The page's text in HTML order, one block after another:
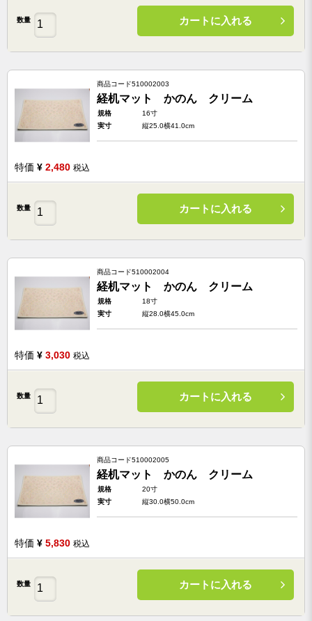
数量 カートに入れる
商品コード510002003
経机マット かのん クリーム
規格
16寸
実寸
縦25.0横41.0cm
特価 ¥ 2,480 税込
数量 カートに入れる
商品コード510002004
経机マット かのん クリーム
規格
18寸
実寸
縦28.0横45.0cm
特価 ¥ 3,030 税込
数量 カートに入れる
商品コード510002005
経机マット かのん クリーム
規格
20寸
実寸
縦30.0横50.0cm
特価 ¥ 5,830 税込
数量 カートに入れる